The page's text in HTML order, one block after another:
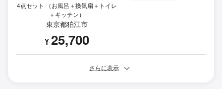
4点セット （お風呂＋換気扇＋トイレ
＋キッチン）
東京都狛江市
¥25,700
さらに表示